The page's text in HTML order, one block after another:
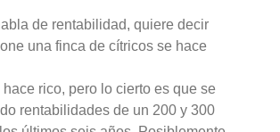
de rentabilidad, quiere decir
una finca de cítricos se hace
rico, pero lo cierto es que se
rentabilidades de un 200 y 300